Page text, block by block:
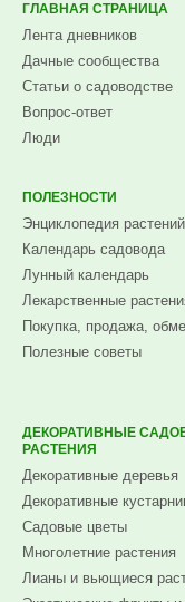
ГЛАВНАЯ СТРАНИЦА
Лента дневников
Дачные сообщества
Статьи о садоводстве
Вопрос-ответ
Люди
ПОЛЕЗНОСТИ
Энциклопедия растений
Календарь садовода
Лунный календарь
Лекарственные
Покупка, продажа,
Полезные советы
ДЕКОРАТИВНЫЕ
РАСТЕНИЯ
Декоративные деревья
Декоративные
Садовые цветы
Многолетние растения
Лианы и вьющиеся